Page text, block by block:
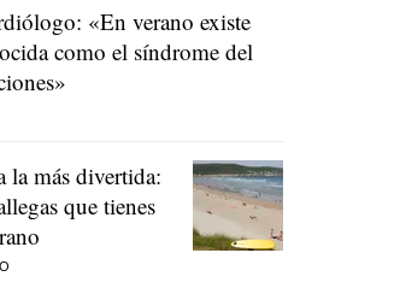
«En verano existe
como el síndrome del
la más divertida:
que tienes